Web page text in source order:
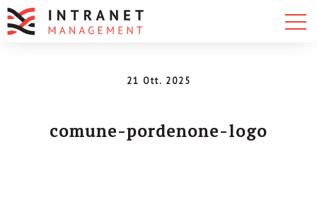
21 Ott. 2025
comune-pordenone-logo